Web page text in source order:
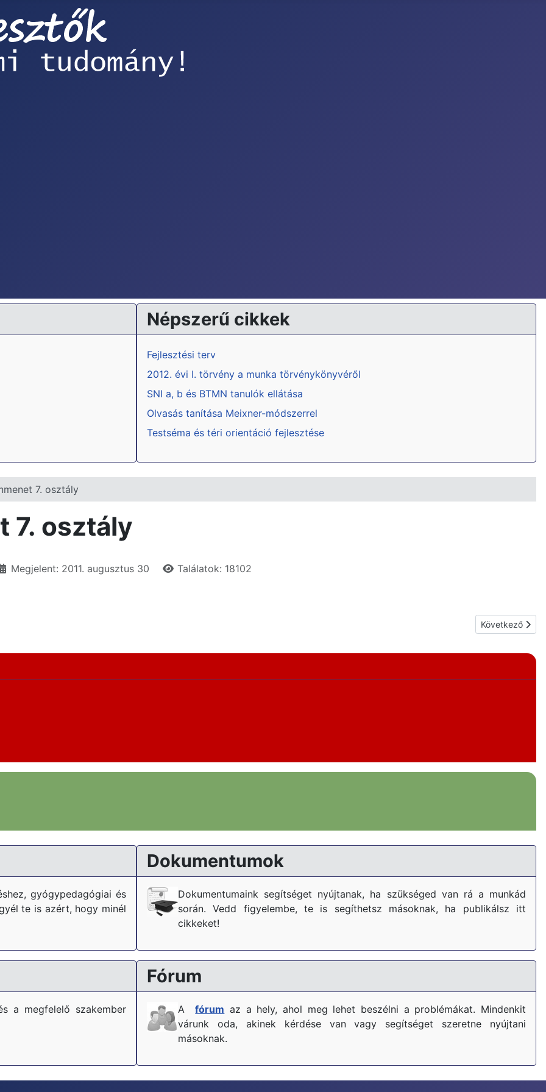
Népszerű cikkek
Fejlesztési terv
2012. évi I. törvény a munka törvénykönyvéről
SNI a, b és BTMN tanulók ellátása
Olvasás tanítása Meixner-módszerrel
Testséma és téri orientáció fejlesztése
7. osztály
7. osztály
Megjelent: 2011. augusztus 30 Találatok: 18102
Következő
Következő
gyógypedagógiai és
te is azért, hogy minél
Dokumentumok
Dokumentumaink segítséget nyújtanak, ha szükséged van rá a munkád
során. Vedd figyelembe, te is segíthetsz másoknak, ha publikálsz itt
cikkeket!
a megfelelő szakember
Fórum
Afórum az a hely, ahol meg lehet beszélni a problémákat. Mindenkit
várunk oda, akinek kérdése van vagy segítséget szeretne nyújtani
másoknak.